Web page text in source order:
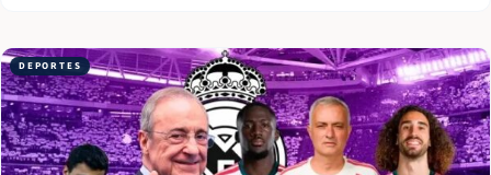
DEPORTES